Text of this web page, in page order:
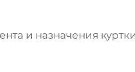
и назначения